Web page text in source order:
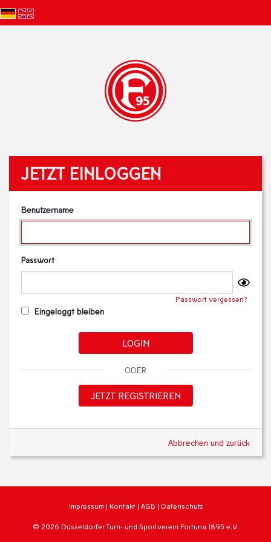
JETZT EINLOGGEN
Benutzername
Passwort
Passwort vergessen?
Eingeloggt bleiben
LOGIN
ODER
JETZT REGISTRIEREN
Abbrechen und zurück
Impressum | Kontakt | AGB | Datenschutz
© 2026 Düsseldorfer Turn- und Sportverein Fortuna 1895 e.V.